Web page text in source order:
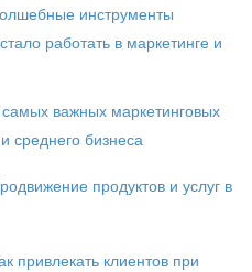
инструменты
работать в маркетинге и
важных маркетинговых
среднего бизнеса
продуктов и услуг в
привлекать клиентов при